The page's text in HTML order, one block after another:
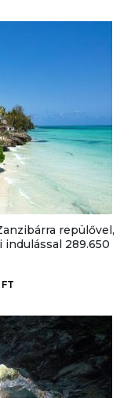
repülővel,
289.650